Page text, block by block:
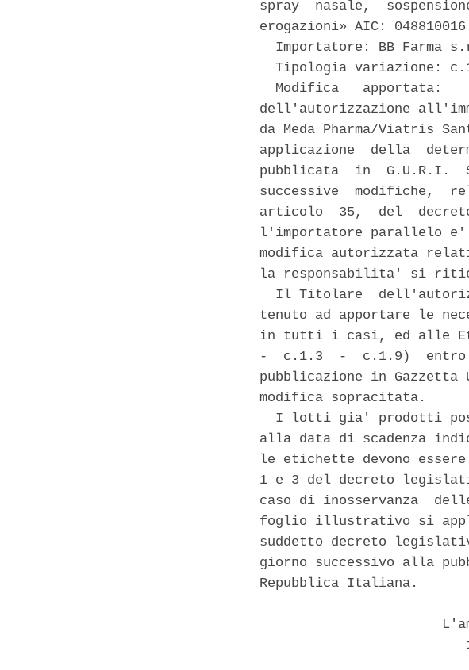
spray  nasale,
erogazioni» AIC: 048810016
Importatore: BB Farma
Tipologia variazione:
Modifica   apportata:
dell'autorizzazione
da Meda Pharma/Viatris
applicazione  della
pubblicata  in  G.U.R.I.
successive  modifiche,
articolo  35,  del
l'importatore parallelo
modifica autorizzata
la responsabilita' si
Il Titolare
tenuto ad apportare le
in tutti i casi, ed alle
-  c.1.3  -  c.1.9)
pubblicazione in
modifica sopracitata.
I lotti gia' prodotti
alla data di scadenza
le etichette devono
1 e 3 del decreto
caso di inosservanza
foglio illustrativo si
suddetto decreto
giorno successivo alla
Repubblica Italiana.